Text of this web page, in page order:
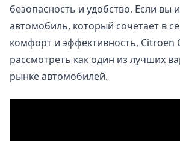
безопасность и удобство. Если вы
автомобиль, который сочетает в
комфорт и эффективность, Citroen
рассмотреть как один из лучших
рынке автомобилей.